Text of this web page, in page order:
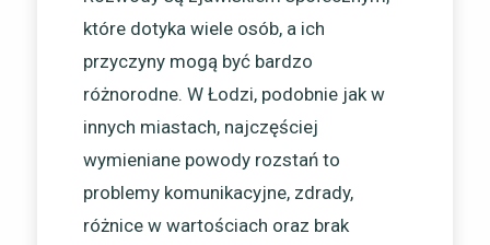
które dotyka wiele osób, a ich
przyczyny mogą być bardzo
różnorodne. W Łodzi, podobnie jak w
innych miastach, najczęściej
wymieniane powody rozstań to
problemy komunikacyjne, zdrady,
różnice w wartościach oraz brak